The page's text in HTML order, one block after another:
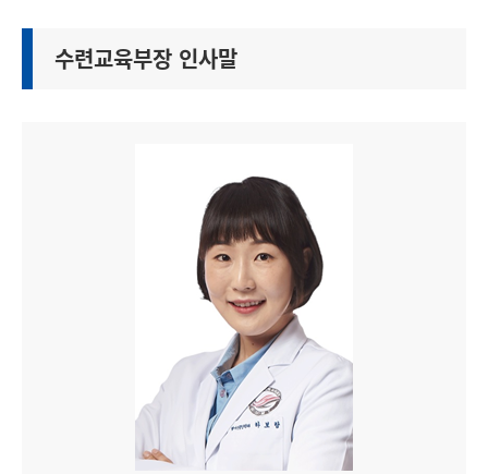
수련교육부장 인사말